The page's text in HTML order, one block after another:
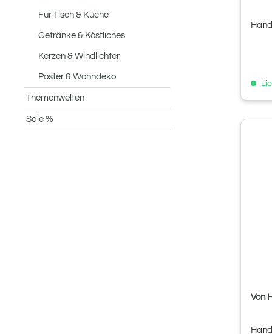
Für Tisch & Küche
Getränke & Köstliches
Kerzen & Windlichter
Poster & Wohndeko
Themenwelten
Sale %
Von